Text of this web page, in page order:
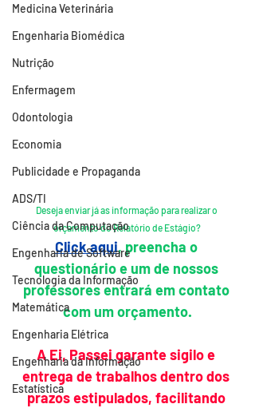
Medicina Veterinária
Engenharia Biomédica
Nutrição
Enfermagem
Odontologia
Economia
Publicidade e Propaganda
ADS/TI
Ciência da Computação
Engenharia de Software
Tecnologia da Informação
Matemática
Engenharia Elétrica
Engenharia da Informação
Estatística
Deseja enviar já as informação para realizar o
orçamento do Relatório de Estágio?
Click aqui, preencha o
questionário e um de nossos
professores entrará em contato
com um orçamento.
A Ei, Passei garante sigilo e
entrega de trabalhos dentro dos
prazos estipulados, facilitando